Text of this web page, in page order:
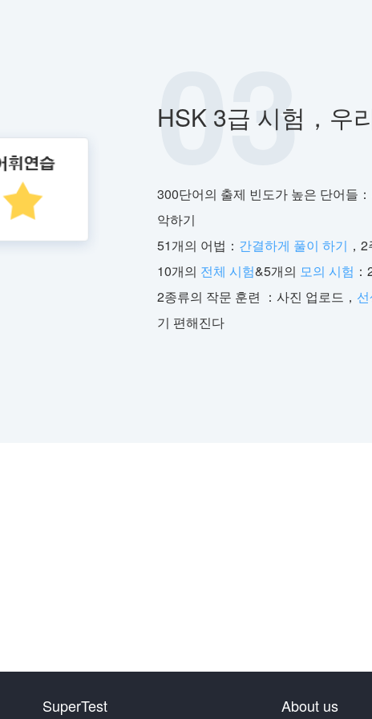
03
HSK 3급 시험，우
300단어의 출제 빈도가 높은 단어들
악하기
51개의 어법： 간결하게 풀이 하기 ，
10개의 전체 시험&5개의 모의 시험
2종류의 작문 훈련 ：사진 업로드，
기 편해진다
SuperTest About us